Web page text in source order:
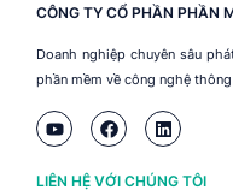
CÔNG TY CỔ PHẦN PHẦN
Doanh nghiệp chuyên sâu
phần mềm về công nghệ
LIÊN HỆ VỚI CHÚNG TÔI